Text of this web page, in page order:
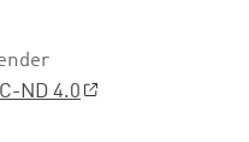
ND 4.0